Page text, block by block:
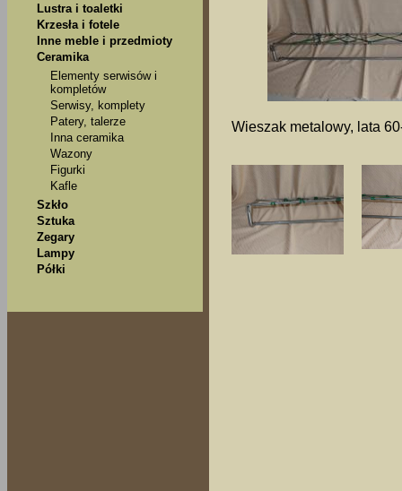
Lustra i toaletki
Krzesła i fotele
Inne meble i przedmioty
Ceramika
Elementy serwisów i
kompletów
Serwisy, komplety
Patery, talerze
Inna ceramika
Wazony
Figurki
Kafle
Szkło
Sztuka
Zegary
Lampy
Półki
Wieszak metalowy, lata